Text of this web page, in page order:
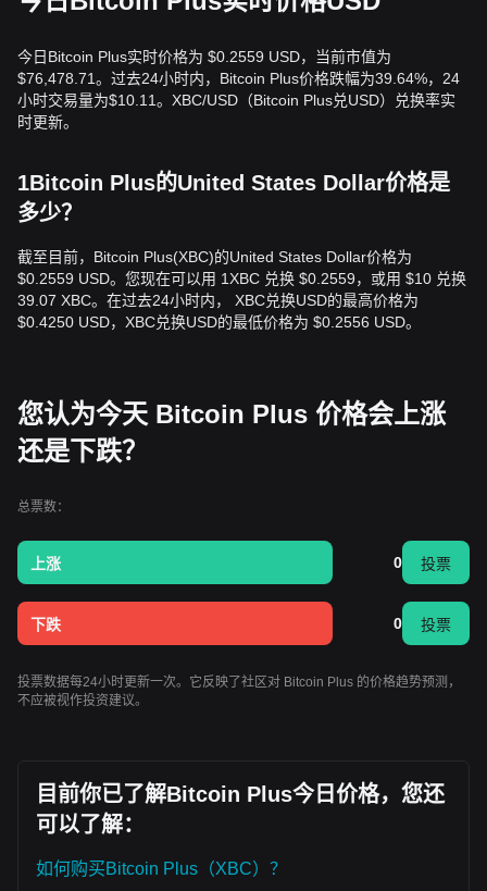
今日Bitcoin Plus实时价格为 $0.2559 USD，当前市值为
$76,478.71。过去24小时内，Bitcoin Plus价格跌幅为39.64%，24
小时交易量为$10.11。XBC/USD（Bitcoin Plus兑USD）兑换率实
时更新。
1Bitcoin Plus的United States Dollar价格是
多少？
截至目前，Bitcoin Plus(XBC)的United States Dollar价格为
$0.2559 USD。您现在可以用 1XBC 兑换 $0.2559，或用 $10 兑换
39.07 XBC。在过去24小时内， XBC兑换USD的最高价格为
$0.4250 USD，XBC兑换USD的最低价格为 $0.2556 USD。
您认为今天 Bitcoin Plus 价格会上涨
还是下跌？
总票数：
上涨 0 投票
下跌 0 投票
投票数据每24小时更新一次。它反映了社区对 Bitcoin Plus 的价格趋势预测，
不应被视作投资建议。
目前你已了解Bitcoin Plus今日价格，您还
可以了解：
如何购买Bitcoin Plus（XBC）？